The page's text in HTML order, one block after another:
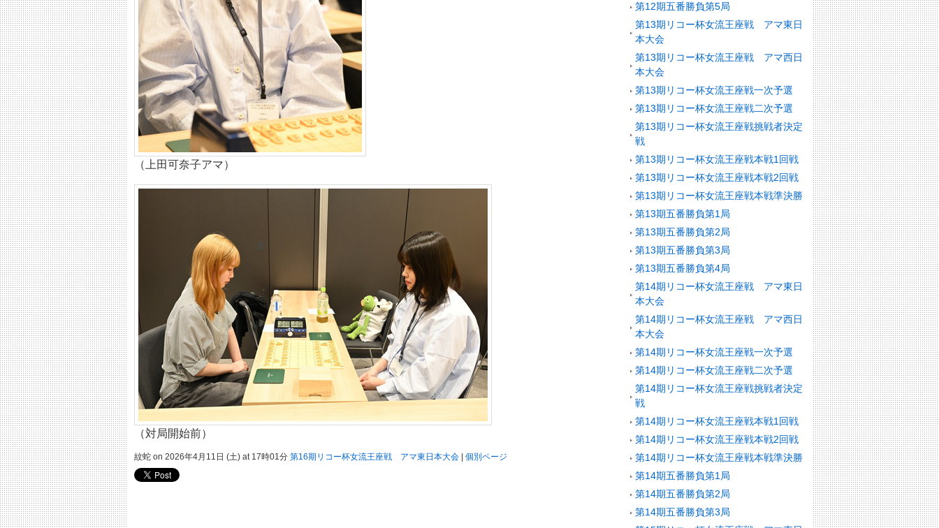
（上田可奈子アマ）
（対局開始前）
紋蛇 on 2026年4月11日 (土) at 17時01分 第16期リコー杯女流王座戦 アマ東日本大会 個別ページ
第12期五番勝負第5局
第13期リコー杯女流王座戦 アマ東日
本大会
第13期リコー杯女流王座戦 アマ西日
本大会
第13期リコー杯女流王座戦一次予選
第13期リコー杯女流王座戦二次予選
第13期リコー杯女流王座戦挑戦者決定
戦
第13期リコー杯女流王座戦本戦1回戦
第13期リコー杯女流王座戦本戦2回戦
第13期リコー杯女流王座戦本戦準決勝
第13期五番勝負第1局
第13期五番勝負第2局
第13期五番勝負第3局
第13期五番勝負第4局
第14期リコー杯女流王座戦 アマ東日
本大会
第14期リコー杯女流王座戦 アマ西日
本大会
第14期リコー杯女流王座戦一次予選
第14期リコー杯女流王座戦二次予選
第14期リコー杯女流王座戦挑戦者決定
戦
第14期リコー杯女流王座戦本戦1回戦
第14期リコー杯女流王座戦本戦2回戦
第14期リコー杯女流王座戦本戦準決勝
第14期五番勝負第1局
第14期五番勝負第2局
第14期五番勝負第3局